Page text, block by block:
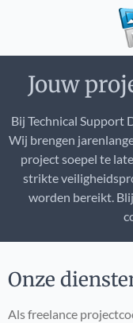
naar
hoofdinhoud
Jouw
Bij Technical Support
Wij brengen
project soepel te
strikte
worden bereikt.
Onze
Als freelance